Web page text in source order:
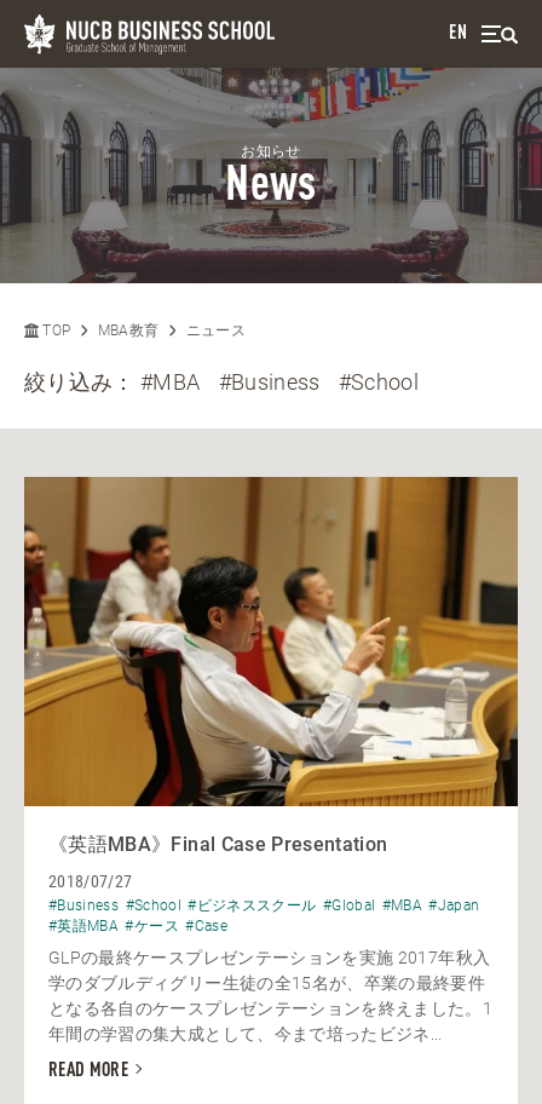
EN
お知らせ
News
TOP MBA教育 ニュース
絞り込み：#MBA #Business #School
《英語MBA》Final Case Presentation
2018/07/27
#Business #School #ビジネススクール #Global #MBA #Japan
#英語MBA #ケース #Case
GLPの最終ケースプレゼンテーションを実施 2017年秋入
学のダブルディグリー生徒の全15名が、卒業の最終要件
となる各自のケースプレゼンテーションを終えました。1
年間の学習の集大成として、今まで培ったビジネ...
READ MORE